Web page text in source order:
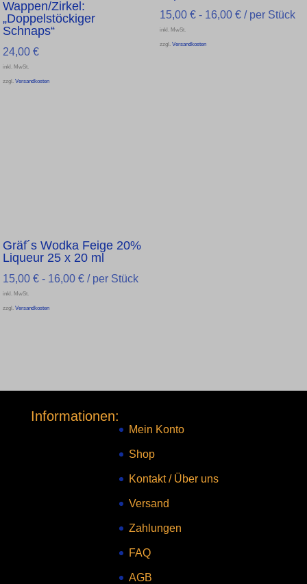
Wappen/Zirkel:
„Doppelstöckiger
Schnaps“
24,00 €
inkl. MwSt.
zzgl. Versandkosten
15,00 €- 16,00 €/ per Stück
inkl. MwSt.
zzgl. Versandkosten
Gräf´s Wodka Feige 20%
Liqueur 25 x 20 ml
15,00 € - 16,00 € / per Stück
inkl. MwSt.
zzgl. Versandkosten
Informationen:
Mein Konto
Shop
Kontakt/ Über uns
Versand
Zahlungen
FAQ
AGB